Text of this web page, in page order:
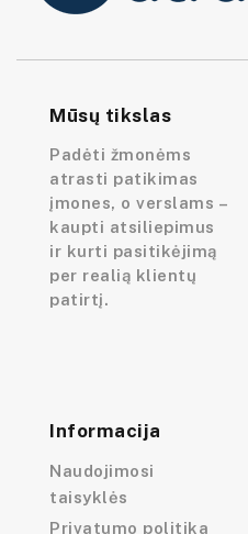
Mūsų tikslas
Padėti žmonėms
atrasti patikimas
įmones, o verslams –
kaupti atsiliepimus
ir kurti pasitikėjimą
per realią klientų
patirtį.
Informacija
Naudojimosi
taisyklės
Privatumo politika